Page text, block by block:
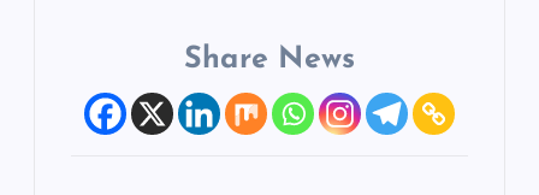
Share News